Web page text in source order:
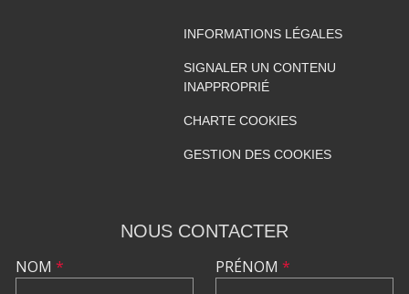
INFORMATIONS LÉGALES
SIGNALER UN CONTENU
INAPPROPRIÉ
CHARTE COOKIES
GESTION DES COOKIES
NOUS CONTACTER
NOM * PRÉNOM *